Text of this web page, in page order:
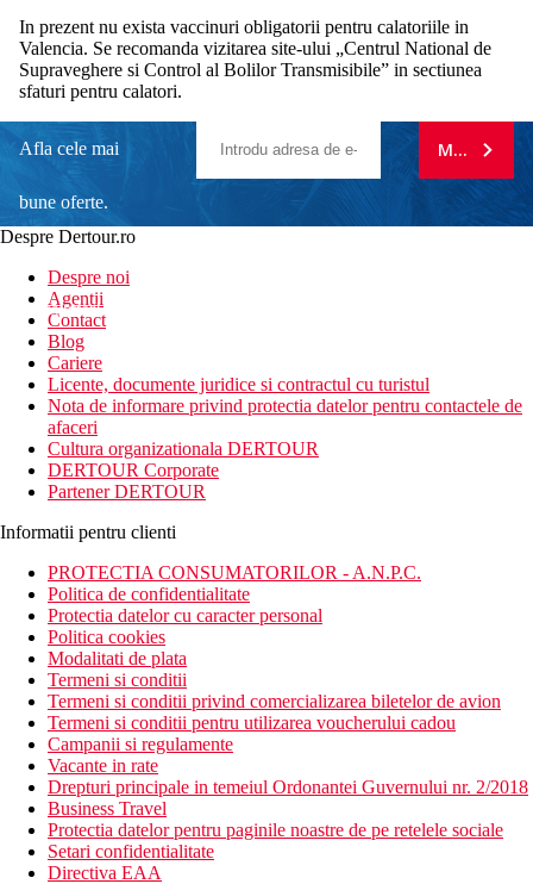
In prezent nu exista vaccinuri obligatorii pentru calatoriile in
Valencia. Se recomanda vizitarea site-ului „Centrul National de
Supraveghere si Control al Bolilor Transmisibile” in sectiunea
sfaturi pentru calatori.
Afla cele mai
bune oferte.
newsletter!
MA
Despre Dertour.ro
Despre noi
Agentii
Contact
Blog
Cariere
Licente, documente juridice si contractul cu turistul
Nota de informare privind protectia datelor pentru contactele de
afaceri
Cultura organizationala DERTOUR
DERTOUR Corporate
Partener DERTOUR
Informatii pentru clienti
PROTECTIA CONSUMATORILOR - A.N.P.C.
Politica de confidentialitate
Protectia datelor cu caracter personal
Politica cookies
Modalitati de plata
Termeni si conditii
Termeni si conditii privind comercializarea biletelor de avion
Termeni si conditii pentru utilizarea voucherului cadou
Campanii si regulamente
Vacante in rate
Drepturi principale in temeiul Ordonantei Guvernului nr. 2/2018
Business Travel
Protectia datelor pentru paginile noastre de pe retelele sociale
Setari confidentialitate
Directiva EAA